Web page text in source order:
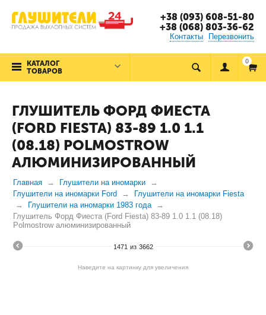
+38 (093) 608-51-80
+38 (068) 803-36-62
Контакты Перезвонить
КАТАЛОГ
ТОВАРОВ
0
ГЛУШИТЕЛЬ ФОРД ФИЕСТА
(FORD FIESTA) 83-89 1.0 1.1
(08.18) POLMOSTROW
АЛЮМИНИЗИРОВАННЫЙ
Главная
Глушители на иномарки
Глушители на иномарки Ford
Глушители на иномарки Fiesta
Глушители на иномарки 1983 года
Глушитель Форд Фиеста (Ford Fiesta) 83-89 1.0 1.1 (08.18)
Polmostrow алюминизированный
1471 из 3662
Наведите на картинку для увеличения